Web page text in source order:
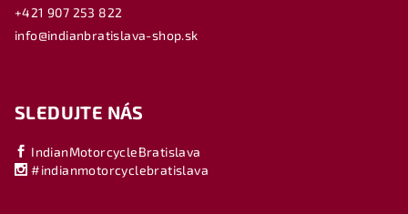
+421 907 253 822
info@indianbratislava-shop.sk
SLEDUJTE NÁS
IndianMotorcycleBratislava
#indianmotorcyclebratislava